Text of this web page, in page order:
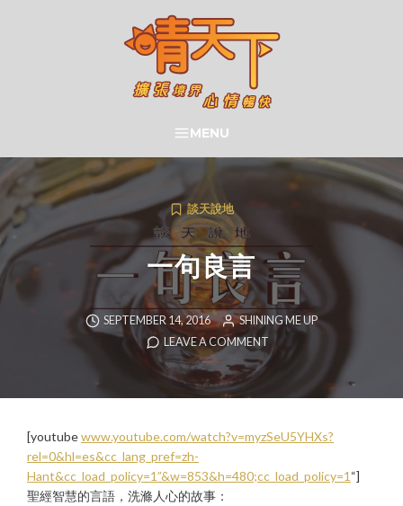
晴天下 SHININGMEUP
SEARCH
MENU
談天說地
一句良言
SEPTEMBER 14, 2016
SHINING ME UP
LEAVE A COMMENT
[youtubewww.youtube.com/watch?v=myzSeU5YHXs?
rel=0&hl=es&cc_lang_pref=zh-
Hant&cc_load_policy=1”&w=853&h=480;cc_load_policy=1 “]
聖經智慧的言語，洗滌人心的故事：